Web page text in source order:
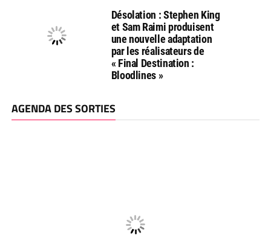
Désolation : Stephen King
et Sam Raimi produisent
une nouvelle adaptation
par les réalisateurs de
« Final Destination :
Bloodlines »
AGENDA DES SORTIES